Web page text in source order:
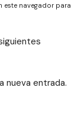
este navegador para
nueva entrada.